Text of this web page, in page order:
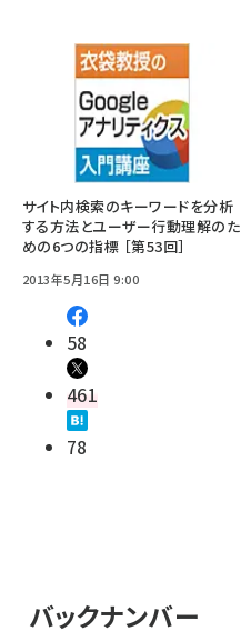
サイト内検索のキーワードを分析
する方法とユーザー行動理解のた
めの6つの指標 ［第53回］
2013年5月16日 9:00
58
461
78
バックナンバー